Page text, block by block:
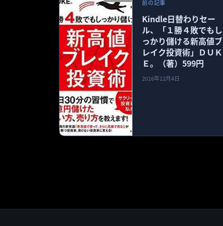
前の記事
Kindle日替わりセー
ル、「１勝４敗でもし
っかり儲ける新高値ブ
レイク投資術」ＤＵＫ
Ｅ。（著）599円
2016年12月4日